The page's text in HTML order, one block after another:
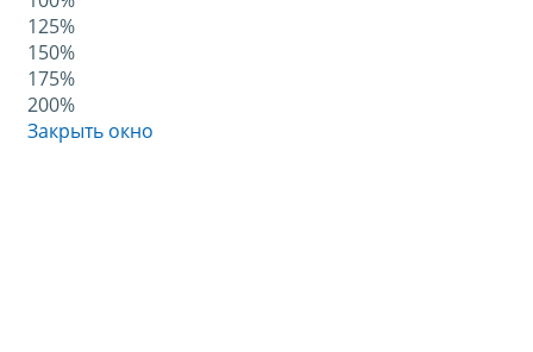
125%
150%
175%
200%
Закрыть окно